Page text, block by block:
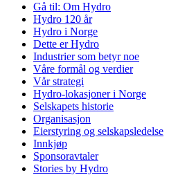
Gå til: Om Hydro
Hydro 120 år
Hydro i Norge
Dette er Hydro
Industrier som betyr noe
Våre formål og verdier
Vår strategi
Hydro-lokasjoner i Norge
Selskapets historie
Organisasjon
Eierstyring og selskapsledelse
Innkjøp
Sponsoravtaler
Stories by Hydro